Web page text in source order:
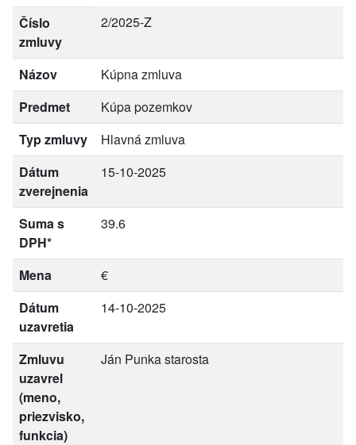
Číslo
zmluvy
2/2025-Z
Názov
Kúpna zmluva
Predmet
Kúpa pozemkov
Typ zmluvy
Hlavná zmluva
Dátum
zverejnenia
15-10-2025
Suma s
DPH*
39.6
Mena
€
Dátum
uzavretia
14-10-2025
Zmluvu
uzavrel
(meno,
priezvisko,
funkcia)
Ján Punka starosta